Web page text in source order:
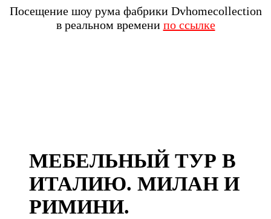
Посещение шоу рума фабрики Dvhomecollection
в реальном времени по ссылке
МЕБЕЛЬНЫЙ ТУР В
ИТАЛИЮ. МИЛАН И
РИМИНИ.